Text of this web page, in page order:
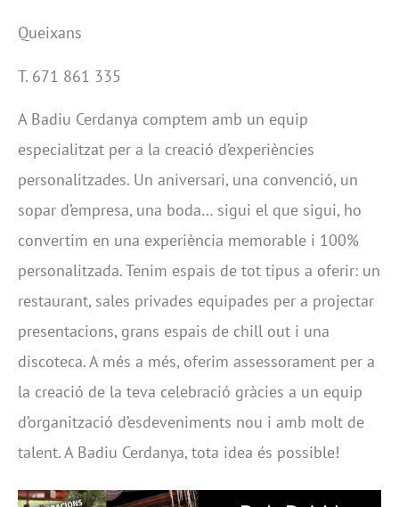
Queixans
T. 671 861 335
A Badiu Cerdanya comptem amb un equip
especialitzat per a la creació d’experiències
personalitzades. Un aniversari, una convenció, un
sopar d’empresa, una boda… sigui el que sigui, ho
convertim en una experiència memorable i 100%
personalitzada. Tenim espais de tot tipus a oferir: un
restaurant, sales privades equipades per a projectar
presentacions, grans espais de chill out i una
discoteca. A més a més, oferim assessorament per a
la creació de la teva celebració gràcies a un equip
d’organització d’esdeveniments nou i amb molt de
talent. A Badiu Cerdanya, tota idea és possible!